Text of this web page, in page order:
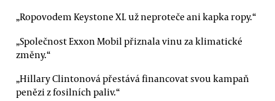
„Ropovodem Keystone XL už neproteče ani kapka ropy.“
„Společnost Exxon Mobil přiznala vinu za klimatické
změny.“
„Hillary Clintonová přestává financovat svou kampaň
penězi z fosilních paliv.“